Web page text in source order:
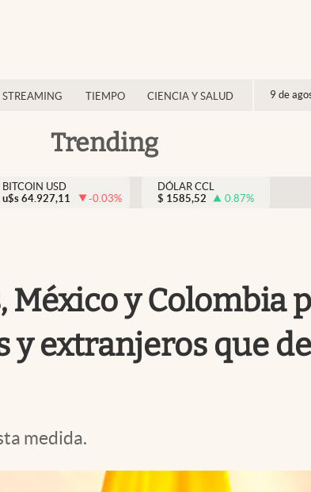
STREAMING TIEMPO CIENCIA Y SALUD 9 de
Trending
BITCOIN USD
u$s 64.927,11 -0.03%
DÓLAR CCL
$ 1585,52 0.87%
y Colombia
y extranjeros que
medida.